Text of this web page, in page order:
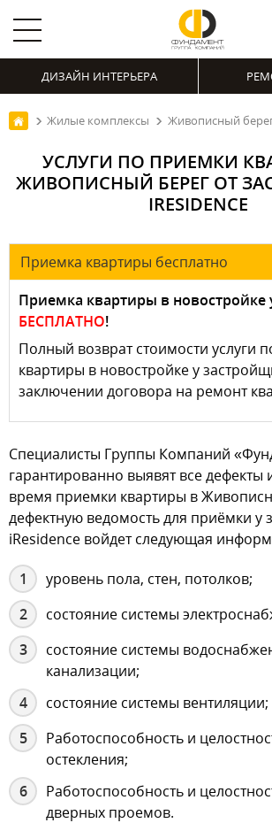
ДИЗАЙН ИНТЕРЬЕРА
Жилые комплексы Живописный
УСЛУГИ ПО ПРИЕМКИ
ЖИВОПИСНЫЙ БЕРЕГ ОТ
IRESIDENCE
Приемка квартиры бесплатно
Приемка квартиры в новостройке
БЕСПЛАТНО!
Полный возврат стоимости услуги
квартиры в новостройке у
заключении договора на ремонт
Специалисты Группы Компаний
гарантированно выявят все
время приемки квартиры в
дефектную ведомость для приёмки у
iResidence войдет следующая
уровень пола, стен, потолков;
состояние системы
состояние системы
канализации;
состояние системы вентиляции;
Работоспособность и
остекления;
Работоспособность и
дверных проемов.